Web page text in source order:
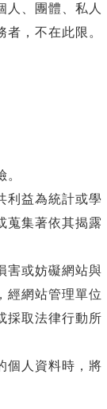
人、團體、私人
，不在此限。
利益為統計或學
蒐集著依其揭露
害或妨礙網站與
經網站管理單位
採取法律行動所
個人資料時，將